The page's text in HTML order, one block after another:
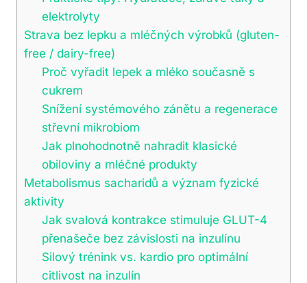
elektrolyty
Strava bez lepku a mléčných výrobků (gluten-
free / dairy-free)
Proč vyřadit lepek a mléko současně s
cukrem
Snížení systémového zánětu a regenerace
střevní mikrobiom
Jak plnohodnotně nahradit klasické
obiloviny a mléčné produkty
Metabolismus sacharidů a význam fyzické
aktivity
Jak svalová kontrakce stimuluje GLUT-4
přenašeče bez závislosti na inzulínu
Silový trénink vs. kardio pro optimální
citlivost na inzulín